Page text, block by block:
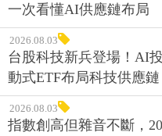
一次看懂AI供應鏈布局
2026.08.03
台股科技新兵登場！AI
動式ETF布局科技供應
2026.08.03
指數創高但雜音不斷，